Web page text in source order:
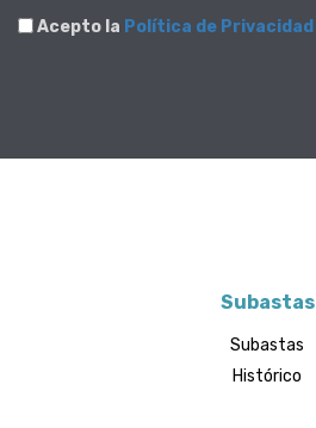
Acepto la Política de Privacidad
Subastas
Subastas
Histórico